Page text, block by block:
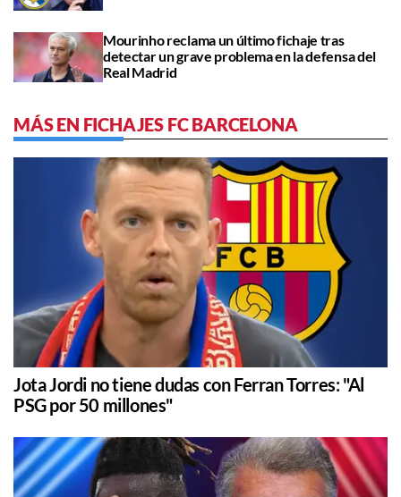
Mourinho reclama un último fichaje tras
detectar un grave problema en la defensa del
Real Madrid
MÁS EN FICHAJES FC BARCELONA
Jota Jordi no tiene dudas con Ferran Torres: "Al
PSG por 50 millones"